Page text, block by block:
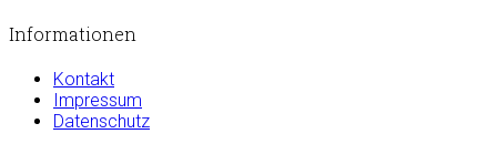
Informationen
Kontakt
Impressum
Datenschutz